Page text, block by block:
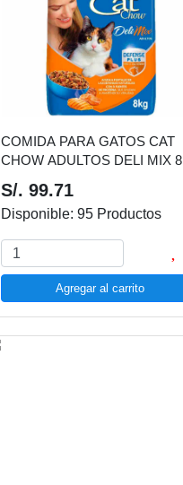
COMIDA PARA GATOS CAT
CHOW ADULTOS DELI MIX 8
S/. 99.71
Disponible: 95 Productos
Agregar al carrito